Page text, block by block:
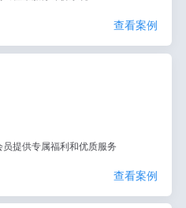
查看案例
提供专属福利和优质服务
查看案例